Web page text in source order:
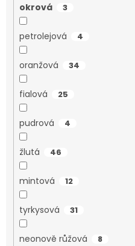
okrová 3
petrolejová 4
oranžová 34
fialová 25
pudrová 4
žlutá 46
mintová 12
tyrkysová 31
neonově růžová 8